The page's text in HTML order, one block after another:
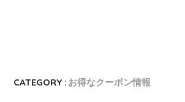
CATEGORY : お得なクーポン情報